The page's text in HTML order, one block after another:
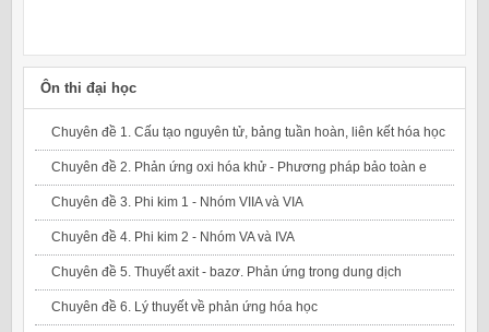
Ôn thi đại học
Chuyên đề 1. Cấu tạo nguyên tử, bảng tuần hoàn, liên kết hóa học
Chuyên đề 2. Phản ứng oxi hóa khử - Phương pháp bảo toàn e
Chuyên đề 3. Phi kim 1 - Nhóm VIIA và VIA
Chuyên đề 4. Phi kim 2 - Nhóm VA và IVA
Chuyên đề 5. Thuyết axit - bazơ. Phản ứng trong dung dịch
Chuyên đề 6. Lý thuyết về phản ứng hóa học